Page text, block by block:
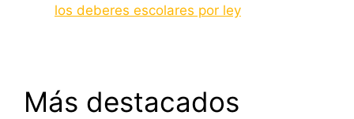
los deberes escolares por ley
Más destacados
¿Por qué los extremeños tienen un mal servicio
ferroviario?